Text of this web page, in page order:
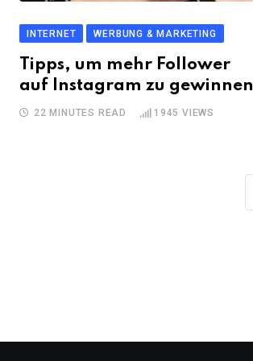
INTERNET WERBUNG & MARKETING
Tipps, um mehr Follower
auf Instagram zu gewinnen
22 MINUTES READ 1945 VIEWS